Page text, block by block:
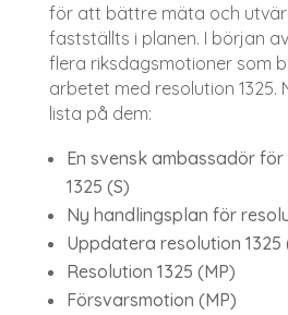
för att bättre mäta och
fastställts i planen. I början
flera riksdagsmotioner som
arbetet med resolution 1325.
lista på dem:
En svensk ambassadör för
1325 (S)
Ny handlingsplan för
Uppdatera resolution 1325
Resolution 1325 (MP)
Försvarsmotion (MP)